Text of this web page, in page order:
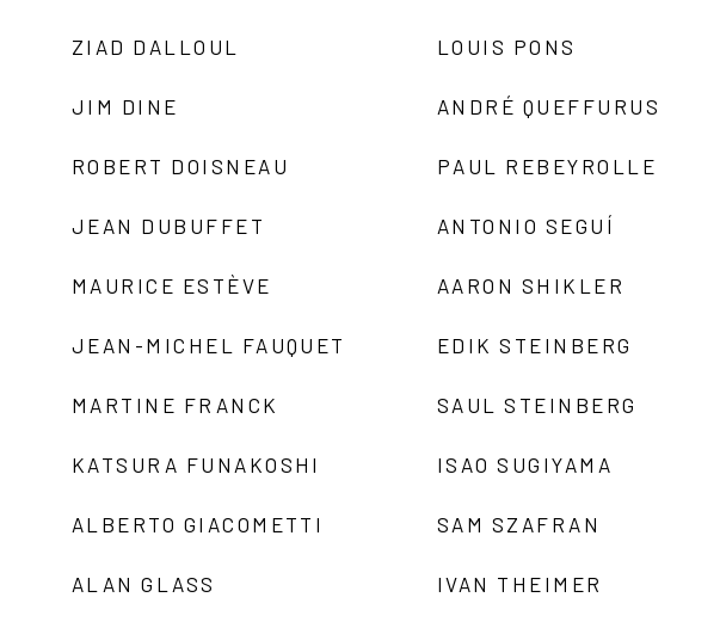
ZIAD DALLOUL
JIM DINE
ROBERT DOISNEAU
JEAN DUBUFFET
MAURICE ESTÈVE
JEAN-MICHEL FAUQUET
MARTINE FRANCK
KATSURA FUNAKOSHI
ALBERTO GIACOMETTI
ALAN GLASS
LOUIS PONS
ANDRÉ QUEFFURUS
PAUL REBEYROLLE
ANTONIO SEGUÍ
AARON SHIKLER
EDIK STEINBERG
SAUL STEINBERG
ISAO SUGIYAMA
SAM SZAFRAN
IVAN THEIMER